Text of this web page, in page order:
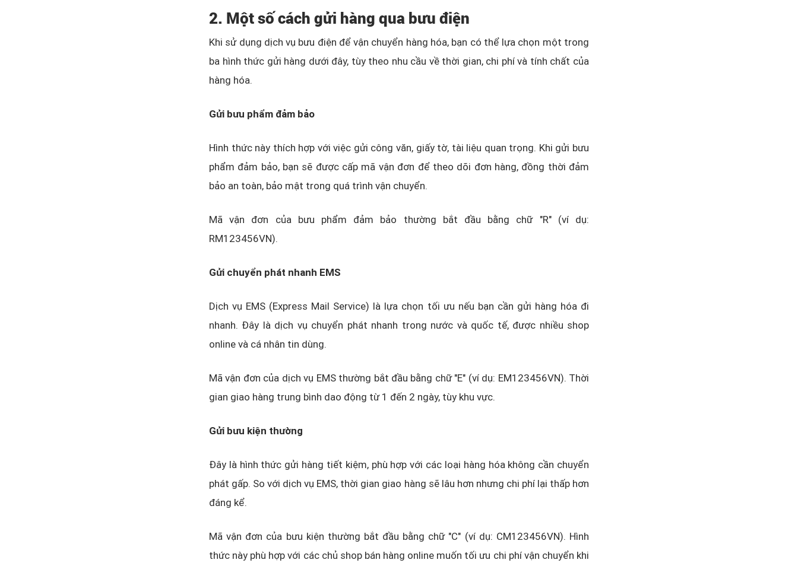
2. Một số cách gửi hàng qua bưu điện
Khi sử dụng dịch vụ bưu điện để vận chuyển hàng hóa, bạn có thể lựa chọn một trong
ba hình thức gửi hàng dưới đây, tùy theo nhu cầu về thời gian, chi phí và tính chất của
hàng hóa.
Gửi bưu phẩm đảm bảo
Hình thức này thích hợp với việc gửi công văn, giấy tờ, tài liệu quan trọng. Khi gửi bưu
phẩm đảm bảo, bạn sẽ được cấp mã vận đơn để theo dõi đơn hàng, đồng thời đảm
bảo an toàn, bảo mật trong quá trình vận chuyển.
Mã vận đơn của bưu phẩm đảm bảo thường bắt đầu bằng chữ "R" (ví dụ:
RM123456VN).
Gửi chuyển phát nhanh EMS
Dịch vụ EMS (Express Mail Service) là lựa chọn tối ưu nếu bạn cần gửi hàng hóa đi
nhanh. Đây là dịch vụ chuyển phát nhanh trong nước và quốc tế, được nhiều shop
online và cá nhân tin dùng.
Mã vận đơn của dịch vụ EMS thường bắt đầu bằng chữ "E" (ví dụ: EM123456VN). Thời
gian giao hàng trung bình dao động từ 1 đến 2 ngày, tùy khu vực.
Gửi bưu kiện thường
Đây là hình thức gửi hàng tiết kiệm, phù hợp với các loại hàng hóa không cần chuyển
phát gấp. So với dịch vụ EMS, thời gian giao hàng sẽ lâu hơn nhưng chi phí lại thấp hơn
đáng kể.
Mã vận đơn của bưu kiện thường bắt đầu bằng chữ "C" (ví dụ: CM123456VN). Hình
thức này phù hợp với các chủ shop bán hàng online muốn tối ưu chi phí vận chuyển khi